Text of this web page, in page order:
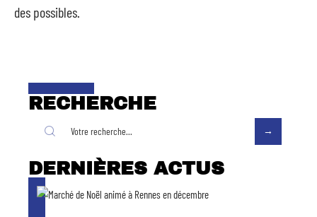
des possibles.
RECHERCHE
DERNIÈRES ACTUS